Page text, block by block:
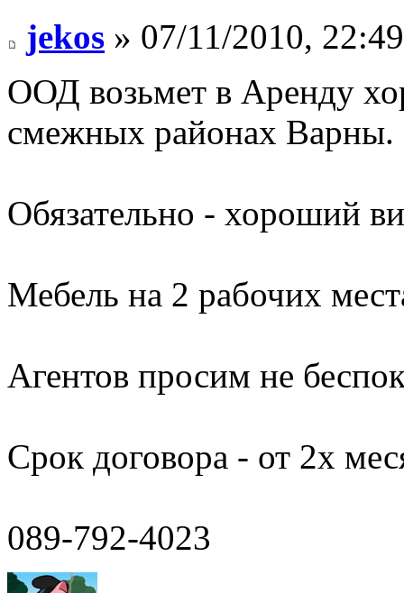
jekos » 07/11/2010, 22:49
ООД возьмет в Аренду
смежных районах Варны.
Обязательно - хороший
Мебель на 2 рабочих
Агентов просим не
Срок договора - от 2х
089-792-4023